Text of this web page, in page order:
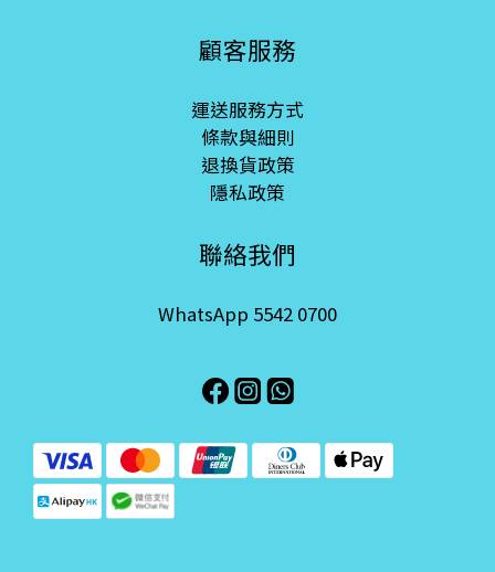
顧客服務
運送服務方式
條款與細則
退換貨政策
隱私政策
聯絡我們
WhatsApp 5542 0700